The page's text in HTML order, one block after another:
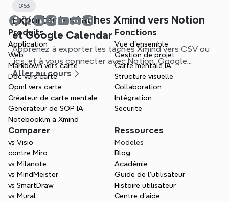
Xmind.
0:53
Exporter les tâches Xmind vers Notion
et Google Calendar
Apprenez à exporter les tâches Xmind vers CSV ou
.ics, et à vous connecter avec Notion, Google
Calendar et d'autres applications pour rationaliser
votre flux de travail.
Aller au cours
Produits
Application
Web
Markdown vers carte
Doc vers carte
Opml vers carte
Créateur de carte mentale
Générateur de SOP IA
Notebooklm à Xmind
Fonctions
Vue d'ensemble
Gestion de projet
Carte mentale IA
Structure visuelle
Collaboration
Intégration
Sécurité
Comparer
vs Visio
contre Miro
vs Milanote
vs MindMeister
vs SmartDraw
vs Mural
Ressources
Modèles
Blog
Académie
Guide de l’utilisateur
Histoire utilisateur
Centre d'aide